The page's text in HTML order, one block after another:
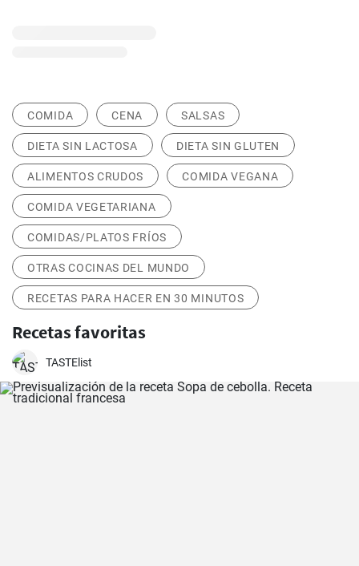
COMIDA CENA SALSAS
DIETA SIN LACTOSA DIETA SIN GLUTEN
ALIMENTOS CRUDOS COMIDA VEGANA
COMIDA VEGETARIANA
COMIDAS/PLATOS FRÍOS
OTRAS COCINAS DEL MUNDO
RECETAS PARA HACER EN 30 MINUTOS
Recetas favoritas
TASTElist